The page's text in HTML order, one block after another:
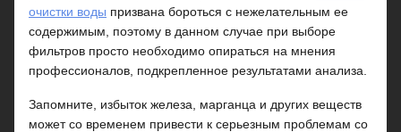
очистки воды призвана бороться с нежелательным ее
содержимым, поэтому в данном случае при выборе
фильтров просто необходимо опираться на мнения
профессионалов, подкрепленное результатами анализа.
Запомните, избыток железа, марганца и других веществ
может со временем привести к серьезным проблемам со